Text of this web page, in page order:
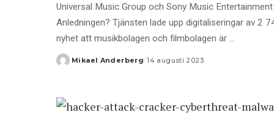
Universal Music Group och Sony Music
Anledningen? Tjänsten lade upp digitaliseringar av 2
nyhet att musikbolagen och filmbolagen är ...
Posted
Mikael Anderberg 14 augusti 2023